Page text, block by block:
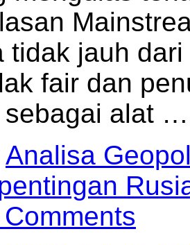
tidak jauh
fair dan
sebagai alat
Analisa